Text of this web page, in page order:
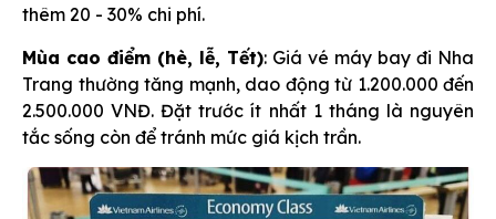
thêm 20 - 30% chi phí.
Mùa cao điểm (hè, lễ, Tết): Giá vé máy bay đi Nha
Trang thường tăng mạnh, dao động từ 1.200.000 đến
2.500.000 VNĐ. Đặt trước ít nhất 1 tháng là nguyên
tắc sống còn để tránh mức giá kịch trần.